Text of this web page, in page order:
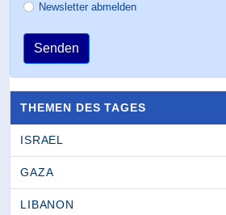
Newsletter abmelden
Senden
THEMEN DES TAGES
ISRAEL
GAZA
LIBANON